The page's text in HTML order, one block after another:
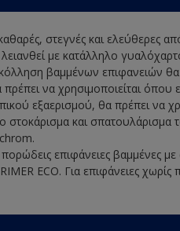
στεγνές και ελεύθερες
με κατάλληλο
βαμμένων επιφανειών θα
πρέπει να χρησιμοποιείται
εξαερισμού, θα πρέπει να
στοκάρισμα και
πορώδεις επιφάνειες βαμμένες
ECO. Για επιφάνειες